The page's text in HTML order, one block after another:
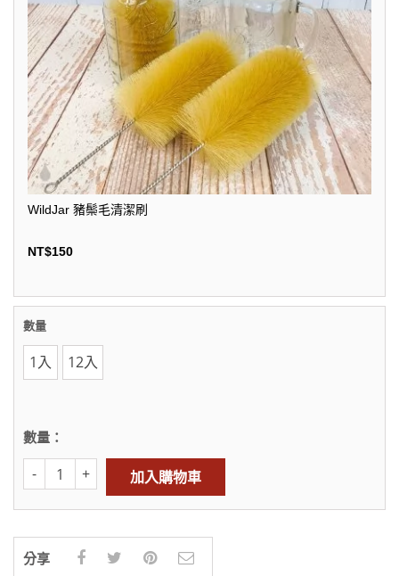
WildJar 豬鬃毛清潔刷
NT$150
數量
1入 12入
數量：
加入購物車
分享